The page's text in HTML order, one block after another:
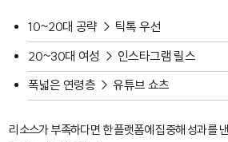
10~20대 공략 → 틱톡 우선
20~30대 여성 → 인스타그램 릴스
폭넓은 연령층 → 유튜브 쇼츠
리소스가 부족하다면 한 플랫폼에 집중해 성과를